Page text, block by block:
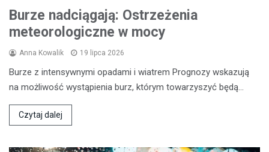
Burze nadciągają: Ostrzeżenia
meteorologiczne w mocy
Anna Kowalik 19 lipca 2026
Burze z intensywnymi opadami i wiatrem Prognozy wskazują
na możliwość wystąpienia burz, którym towarzyszyć będą…
Czytaj dalej